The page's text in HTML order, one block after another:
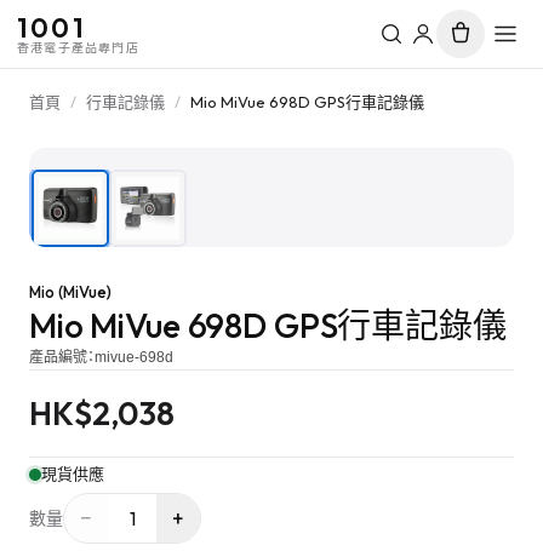
1001
香港電子產品專門店
首頁 / 行車記錄儀 / Mio MiVue 698D GPS行車記錄儀
Mio (MiVue)
Mio MiVue 698D GPS行車記錄儀
產品編號：mivue-698d
HK$2,038
現貨供應
數量 − 1 +